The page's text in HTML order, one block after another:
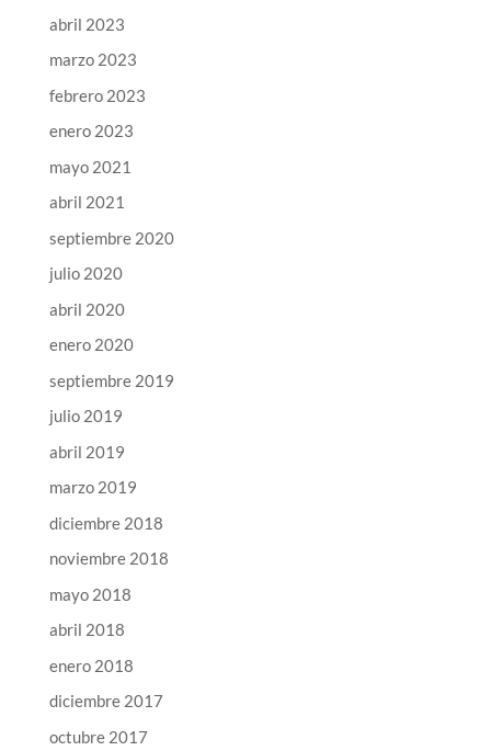
abril 2023
marzo 2023
febrero 2023
enero 2023
mayo 2021
abril 2021
septiembre 2020
julio 2020
abril 2020
enero 2020
septiembre 2019
julio 2019
abril 2019
marzo 2019
diciembre 2018
noviembre 2018
mayo 2018
abril 2018
enero 2018
diciembre 2017
octubre 2017